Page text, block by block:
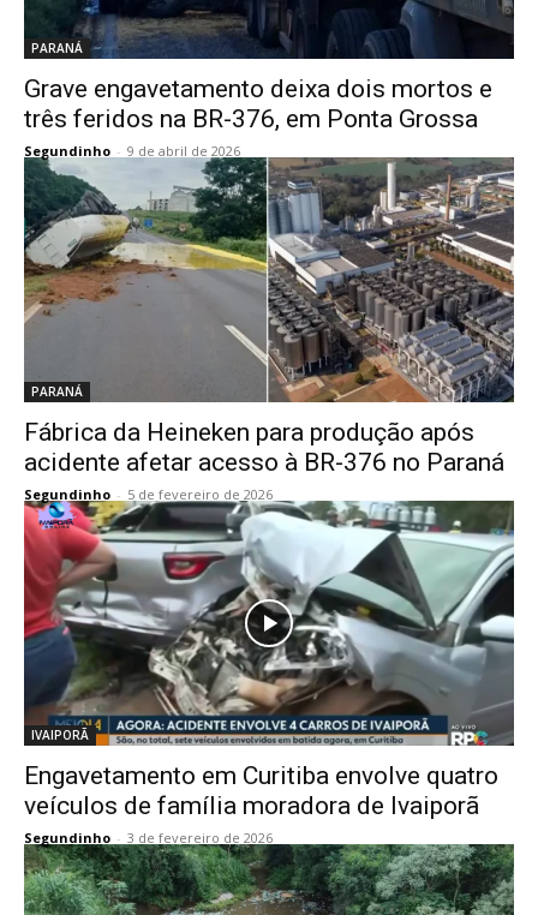
PARANÁ
Grave engavetamento deixa dois mortos e
três feridos na BR-376, em Ponta Grossa
Segundinho - 9 de abril de 2026
PARANÁ
Fábrica da Heineken para produção após
acidente afetar acesso à BR-376 no Paraná
Segundinho - 5 de fevereiro de 2026
IVAIPORÃ
Engavetamento em Curitiba envolve quatro
veículos de família moradora de Ivaiporã
Segundinho - 3 de fevereiro de 2026